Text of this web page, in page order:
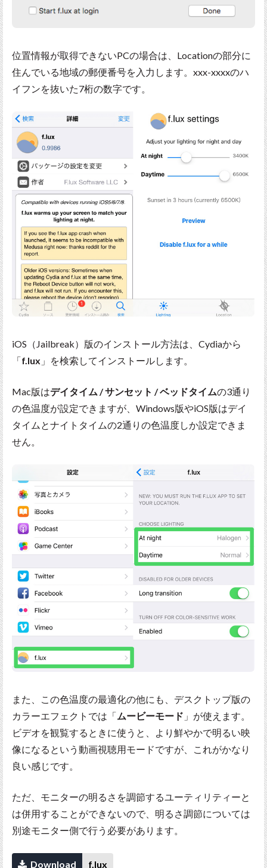
位置情報が取得できないPCの場合は、Locationの部分に
住んでいる地域の郵便番号を入力します。xxx-xxxxのハ
イフンを抜いた7桁の数字です。
iOS（Jailbreak）版のインストール方法は、Cydiaから
「f.lux 」を検索してインストールします。
Mac版はデイタイム / サンセット / ベッドタイムの3通り
の色温度が設定できますが、Windows版やiOS版はデイ
タイムとナイトタイムの2通りの色温度しか設定できま
せん。
また、この色温度の最適化の他にも、デスクトップ版の
カラーエフェクトでは「ムービーモード 」が使えます。
ビデオを観覧するときに使うと、より鮮やかで明るい映
像になるという動画視聴用モードですが、これがかなり
良い感じです。
ただ、モニターの明るさを調節するユーティリティーと
は併用することができないので、明るさ調節については
別途モニター側で行う必要があります。
Download f.lux